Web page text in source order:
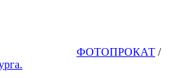
ФОТОПРОКАТ /